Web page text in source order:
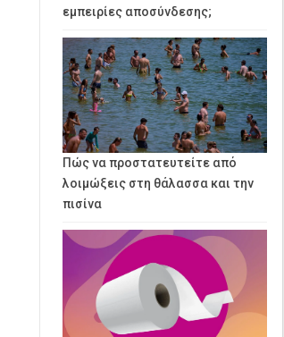
εμπειρίες αποσύνδεσης;
Πώς να προστατευτείτε από
λοιμώξεις στη θάλασσα και την
πισίνα